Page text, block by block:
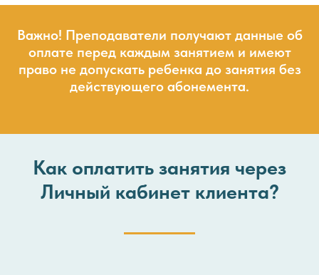
Важно! Преподаватели получают данные об
оплате перед каждым занятием и имеют
право не допускать ребенка до занятия без
действующего абонемента.
Как оплатить занятия через
Личный кабинет клиента?